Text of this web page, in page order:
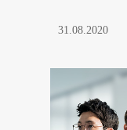
31.08.2020